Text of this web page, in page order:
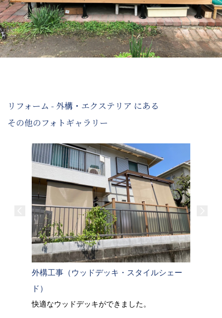
リフォーム - 外構・エクステリア にある
その他のフォトギャラリー
外構工事（ウッドデッキ・スタイルシェー
ド）
快適なウッドデッキができました。